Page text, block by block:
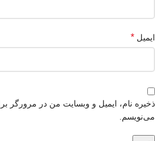
ایمیل *
ذخیره نام، ایمیل و وبسایت من در مرورگر
می‌نویسم.